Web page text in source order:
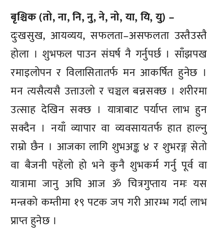
बृश्चिक (तो, ना, नि, नु, ने, नो, या, यि, यु) –
दुःखसुख, आयव्यय, सफलता–असफलता उस्तैउस्तै
होला । शुभफल पाउन संघर्ष नै गर्नुपर्छ । साँझपख
रमाइलोपन र विलासितातर्फ मन आकर्षित हुनेछ ।
मन त्यसैत्यसै उत्ताउलो र चञ्चल बन्नसक्छ । शरीरमा
उत्साह देखिन सक्छ । यात्राबाट पर्याप्त लाभ हुन
सक्दैन । नयाँ व्यापार वा व्यवसायतर्फ हात हाल्नु
राम्रो छैन । आजका लागि शुभअङ्क ४ र शुभरङ्ग सेतो
वा बैजनी पहेंलो हो भने कुनै शुभकर्म गर्नु पूर्व वा
यात्रामा जानु अघि आज ॐ चित्रगुप्ताय नमः यस
मन्त्रको कम्तीमा १९ पटक जप गरी आरम्भ गर्दा लाभ
प्राप्त हुनेछ ।